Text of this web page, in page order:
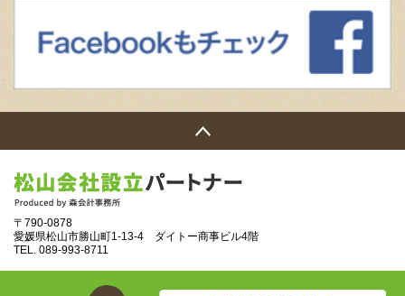
〒790-0878
愛媛県松山市勝山町1‐13‐4 ダイトー商事ビル4階
TEL. 089‐993‐8711